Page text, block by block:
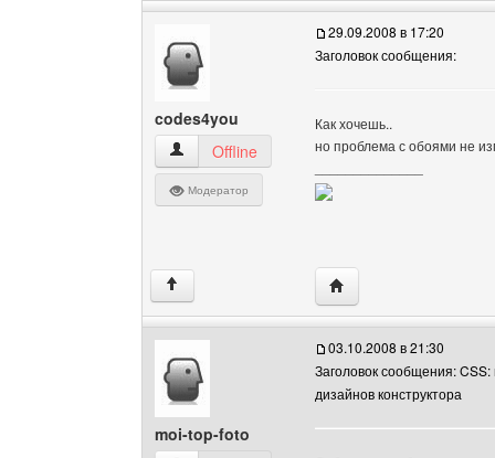
codes4you
codes4you Посмотреть профиль
Offline
Модератор
29.09.2008 в 17:20
Заголовок сообщения:
Как хочешь..
но проблема с обоями не
↑ Посетить сайт
moi-top-foto
03.10.2008 в 21:30
Заголовок сообщения:
дизайнов конструктора